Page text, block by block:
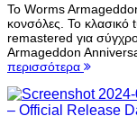
Το Worms
κονσόλες. Το κλασικό
remastered για
Armageddon
περισσότερα